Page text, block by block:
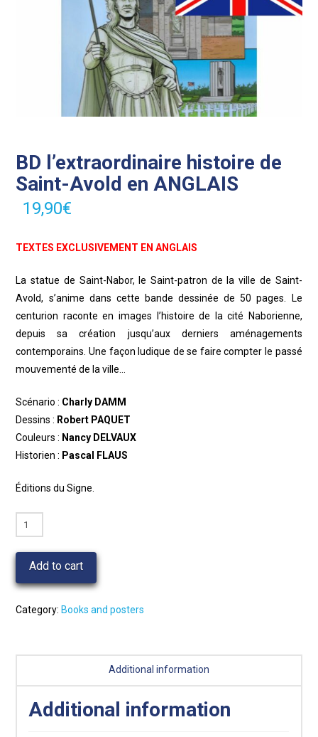
BD l’extraordinaire histoire de
Saint-Avold en ANGLAIS
19,90€
TEXTES EXCLUSIVEMENT EN ANGLAIS
La statue de Saint-Nabor, le Saint-patron de la ville de Saint-
Avold, s’anime dans cette bande dessinée de 50 pages. Le
centurion raconte en images l’histoire de la cité Naborienne,
depuis sa création jusqu’aux derniers aménagements
contemporains. Une façon ludique de se faire compter le passé
mouvementé de la ville…
Scénario : Charly DAMM
Dessins : Robert PAQUET
Couleurs : Nancy DELVAUX
Historien : Pascal FLAUS
Éditions du Signe.
BD
l'extraordinaire
histoire
Saint-
Avold
Add to cart
Category: Books and posters
Additional information
Additional information